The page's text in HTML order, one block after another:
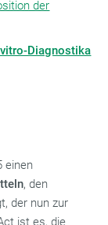
der
Diagnostika
einen
, den
der nun zur
ist es, die